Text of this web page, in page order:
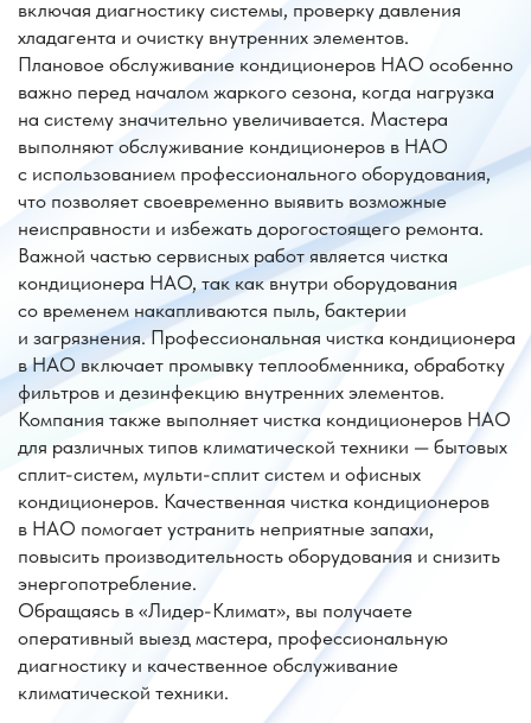
Важной частью сервисных работ является чистка
со временем накапливаются пыль, бактерии
и загрязнения. Профессиональная чистка кондиционера
в НАО включает промывку теплообменника, обработку
фильтров и дезинфекцию внутренних элементов.
Компания также выполняет чистка кондиционеров НАО
для различных типов климатической техники — бытовых
сплит-систем, мульти-сплит систем и офисных
кондиционеров. Качественная чистка кондиционеров
в НАО помогает устранить неприятные запахи,
повысить производительность оборудования и снизить
энергопотребление.
Обращаясь в «Лидер-Климат», вы получаете
оперативный выезд мастера, профессиональную
диагностику и качественное обслуживание
климатической техники.